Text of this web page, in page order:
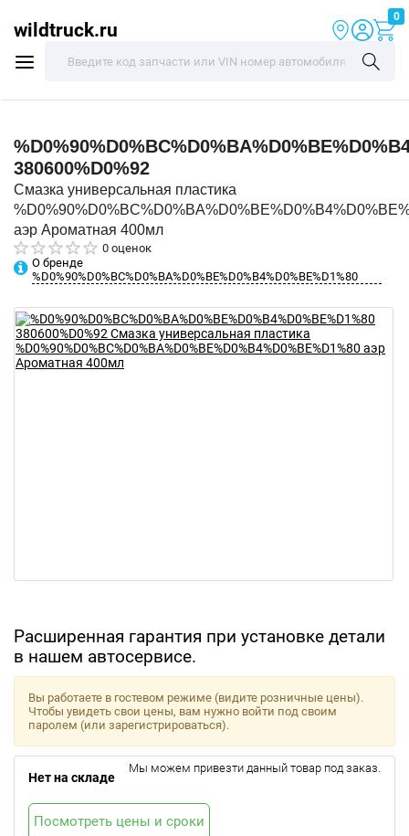
wildtruck.ru
0
380600%D0%92
Смазка универсальная пластика
аэр Ароматная 400мл
0 оценок
О бренде
%D0%90%D0%BC%D0%BA%D0%BE%D0%B4%D0%BE%D1%80
Расширенная гарантия при установке детали
в нашем автосервисе.
Вы работаете в гостевом режиме (видите розничные цены).
Чтобы увидеть свои цены, вам нужно войти под своим
паролем (или зарегистрироваться).
Нет на складе
Мы можем привезти данный товар под заказ.
Посмотреть цены и сроки